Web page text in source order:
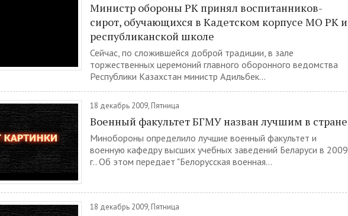
Министр обороны РК принял воспитанников-
сирот, обучающихся в Кадетском корпусе МО РК и
республиканской школе
Сейчас, по сложившейся доброй традиции, в зале
торжественных церемоний главного оборонного ведомства
Республики Казахстан министр Адильбек...
18 декабрь 2009, Пятница
Военный факультет БГМУ назван лучшим в стране
Минобороны определило лучшие военный факультет и
военную кафедру высших учебных заведений Беларуси в 2009
г.. Об этом передает "Белорусская военная...
18 декабрь 2009, Пятница